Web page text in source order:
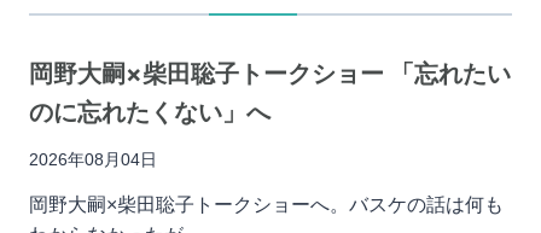
岡野大嗣×柴田聡子トークショー 「忘れたい
のに忘れたくない」へ
2026年08月04日
岡野大嗣×柴田聡子トークショーへ。バスケの話は何も